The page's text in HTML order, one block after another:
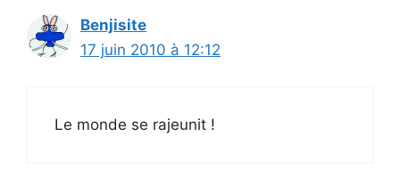
Benjisite
17 juin 2010 à 12:12
Le monde se rajeunit !